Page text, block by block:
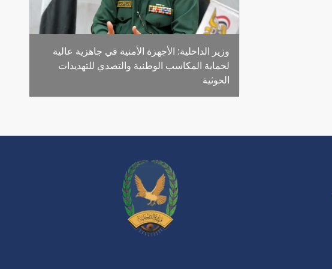
وزير الداخلية: الأجهزة الأمنية في جاهزية عالية
لحماية المكاسب الوطنية والتصدي للتهديدات
الحوثية